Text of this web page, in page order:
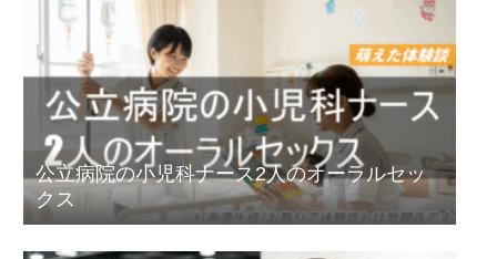
公立病院の小児科ナース2人のオーラルセッ
クス